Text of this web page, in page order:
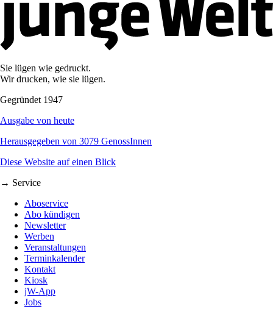
Sie lügen wie gedruckt.
Wir drucken, wie sie lügen.
Gegründet 1947
Ausgabe von heute
Herausgegeben von 3079 GenossInnen
Diese Website auf einen Blick
→ Service
Aboservice
Abo kündigen
Newsletter
Werben
Veranstaltungen
Terminkalender
Kontakt
Kiosk
jW-App
Jobs